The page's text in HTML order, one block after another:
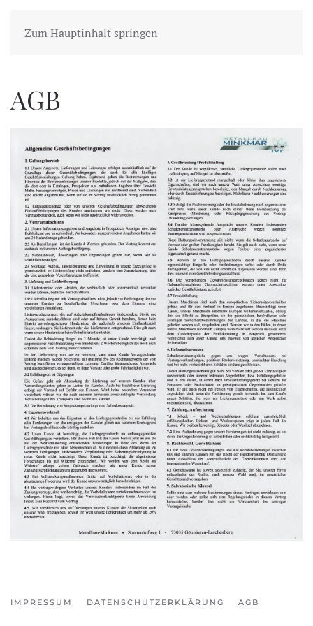
Zum Hauptinhalt springen
AGB
IMPRESSUM DATENSCHUTZERKLÄRUNG AGB